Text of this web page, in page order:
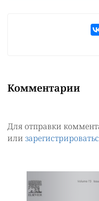
Комментарии
Для отправки
или